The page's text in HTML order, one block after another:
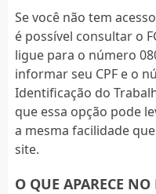
Se você não tem
é possível consultar o
ligue para o número
informar seu CPF e o
Identificação do
que essa opção pode
a mesma facilidade
site.
O QUE APARECE NO